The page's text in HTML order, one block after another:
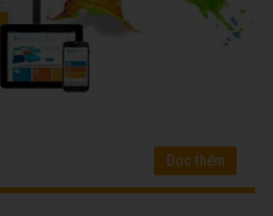
Đọc thêm